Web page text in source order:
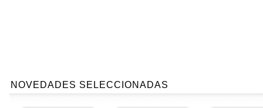
NOVEDADES SELECCIONADAS